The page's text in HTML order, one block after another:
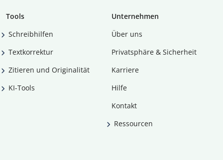
Tools
Schreibhilfen
Textkorrektur
Zitieren und Originalität
KI-Tools
Unternehmen
Über uns
Privatsphäre & Sicherheit
Karriere
Hilfe
Kontakt
Ressourcen